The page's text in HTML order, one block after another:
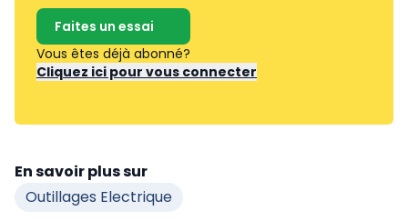
Faites un essai
Vous êtes déjà abonné?
Cliquez ici pour vous connecter
En savoir plus sur
Outillages Electrique